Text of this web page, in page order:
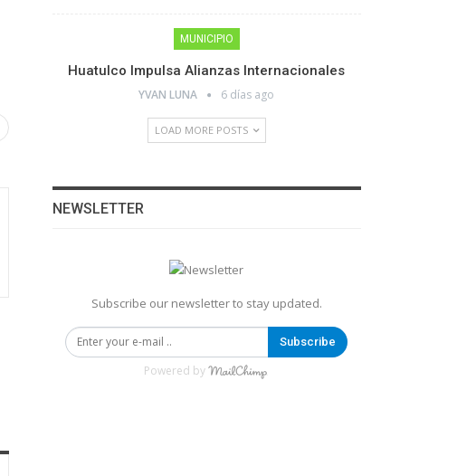
MUNICIPIO
Huatulco Impulsa Alianzas Internacionales
YVAN LUNA 6 días ago
LOAD MORE POSTS
NEWSLETTER
Subscribe our newsletter to stay updated.
Subscribe
Powered by